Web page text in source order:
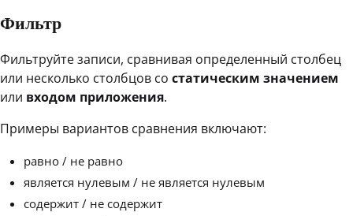
Фильтр
Фильтруйте записи, сравнивая определенный столбец
или несколько столбцов со статическим значением
или входом приложения.
Примеры вариантов сравнения включают:
равно / не равно
является нулевым / не является нулевым
содержит / не содержит